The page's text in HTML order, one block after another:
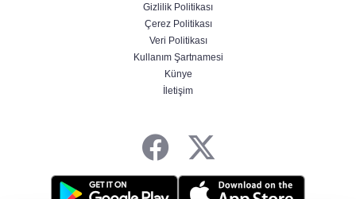
MGM uyardı! Yağış ve rüzgâr hangi illerde
etkili olacak?
Benzine ikinci zam yolda, pompa fiyatı
Gizlilik Politikası
Çerez Politikası
Veri Politikası
Kullanım Şartnamesi
Künye
İletişim